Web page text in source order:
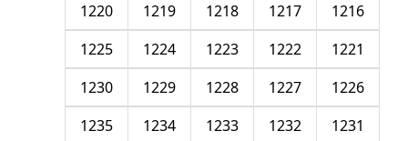
1216
1217
1218
1219
1220
1221
1222
1223
1224
1225
1226
1227
1228
1229
1230
1231
1232
1233
1234
1235